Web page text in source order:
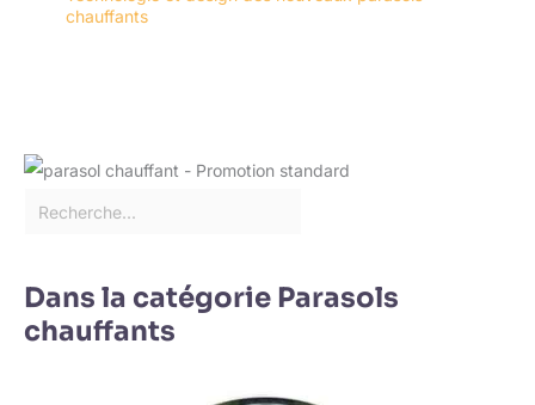
chauffants
Dans la catégorie Parasols
chauffants